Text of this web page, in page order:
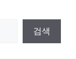
검색